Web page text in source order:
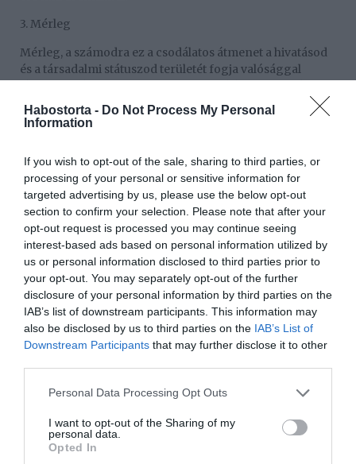
Habostorta - Do Not Process My Personal
Information
If you wish to opt-out of the sale, sharing to third parties, or
processing of your personal or sensitive information for
targeted advertising by us, please use the below opt-out
section to confirm your selection. Please note that after your
opt-out request is processed you may continue seeing
interest-based ads based on personal information utilized by
us or personal information disclosed to third parties prior to
your opt-out. You may separately opt-out of the further
disclosure of your personal information by third parties on the
IAB’s list of downstream participants. This information may
also be disclosed by us to third parties on the IAB’s List of
Downstream Participants that may further disclose it to other
Please note that this website/app uses one or more Google
not limited to your visit or usage behaviour. You may click to
grant or deny consent to Google and its third-party tags to
use your data for below specified purposes in below Google
Personal Data Processing Opt Outs
I want to opt-out of the Sharing of my
personal data.
Opted In
3. Mérleg
Mérleg, a számodra ez a csodálatos átmenet a hivatásod
és a társadalmi státuszod területét fogja valósággal
vetnek a szakmai hírnevedre, a feletteseid és az ügyfeleid
végre elismerik a tehetségedet, és maximálisan nagyra
vagy elindítsd a saját vállalkozásodat, mert az elültetett
magvak brutális anyagi hasznot fognak hozni neked.
4. Nyilas
Nyilas, számodra a következő hetek olyanok lesznek,
mintha egy hollywoodi filmbe csöppentél volna, ugyanis
a lehetőségek szinte a semmiből, a szemed előtt fognak
materializálódni. Olyan ajtók és lehetőségek nyílnak meg
előtted, amelyekről korábban szentül hitted, hogy örökre
zárva maradnak a számodra. Az egyetlen és
legfontosabb feladatod most az, hogy ne állj ellen a
magadhoz a kibontakozó csodákat és rejtélyeket!
A legfrissebb asztro-matematikai számítások kimutatták,
hogy a Vénusz és a Jupiter ilyen fokú, Rák jegyében
történő egzakt találkozására legutóbb tizenkét évvel